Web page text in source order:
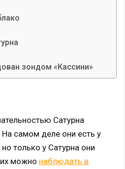
зондом «Кассини»
Сатурна
На самом деле они есть у
но только у Сатурна они
их можно наблюдать в